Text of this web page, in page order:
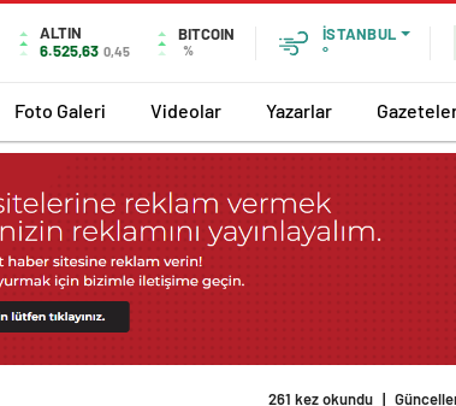
ALTIN
6.525,63 0,45
BITCOIN
%
İSTANBUL
°
Foto Galeri Videolar Yazarlar
261 kez okundu |